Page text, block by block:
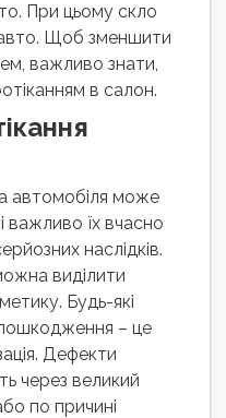
При цьому скло
авто. Щоб зменшити
важливо знати,
в салон.
автомобіля може
важливо їх вчасно
наслідків.
виділити
Будь-які
пошкодження – це
Дефекти
через великий
по причині